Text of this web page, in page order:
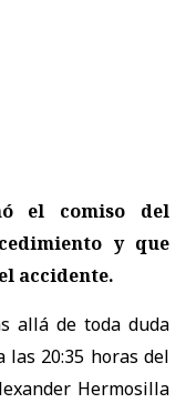
el comiso del
y que
accidente.
allá de toda duda
las 20:35 horas del
Hermosilla